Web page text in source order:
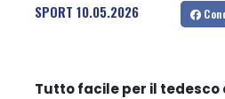
SPORT 10.05.2026
Tutto facile per il tedesco